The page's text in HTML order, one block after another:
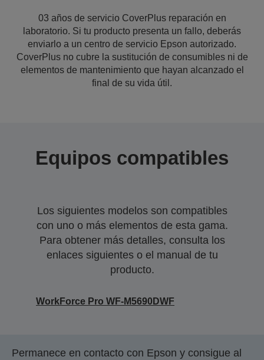
03 años de servicio CoverPlus reparación en
laboratorio. Si tu producto presenta un fallo, deberás
enviarlo a un centro de servicio Epson autorizado.
CoverPlus no cubre la sustitución de consumibles ni de
elementos de mantenimiento que hayan alcanzado el
final de su vida útil.
Equipos compatibles
Los siguientes modelos son compatibles
con uno o más elementos de esta gama.
Para obtener más detalles, consulta los
enlaces siguientes o el manual de tu
producto.
WorkForce Pro WF-M5690DWF
Permanece en contacto con Epson y consigue al